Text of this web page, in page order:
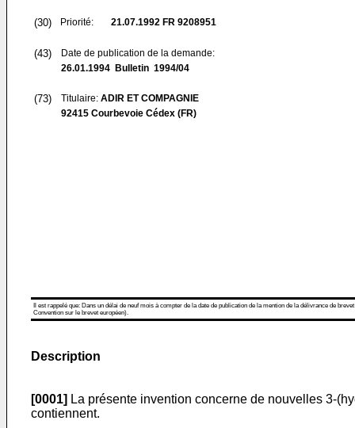
(30) Priorité: 21.07.1992 FR 9208951
(43)
Date de publication de la demande:
26.01.1994 Bulletin 1994/04
(73) Titulaire: ADIR ET COMPAGNIE
92415 Courbevoie Cédex (FR)
Il est rappelé que: Dans un délai de neuf mois à compter de la date de publication de la mention de la délivrance de
Convention sur le brevet européen).
Description
[0001] La présente invention concerne de nouvelles 3-
contiennent.